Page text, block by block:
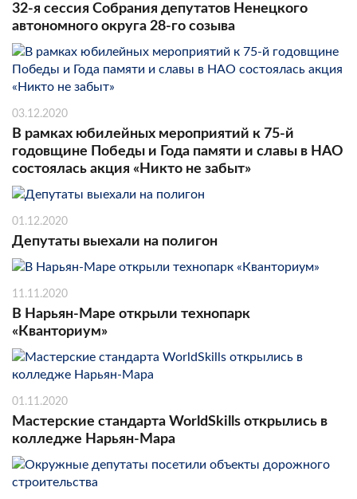
32-я сессия Собрания депутатов Ненецкого
автономного округа 28-го созыва
03.12.2020
В рамках юбилейных мероприятий к 75-й
годовщине Победы и Года памяти и славы в НАО
состоялась акция «Никто не забыт»
01.12.2020
Депутаты выехали на полигон
11.11.2020
В Нарьян-Маре открыли технопарк
«Кванториум»
01.11.2020
Мастерские стандарта WorldSkills открылись в
колледже Нарьян-Мара